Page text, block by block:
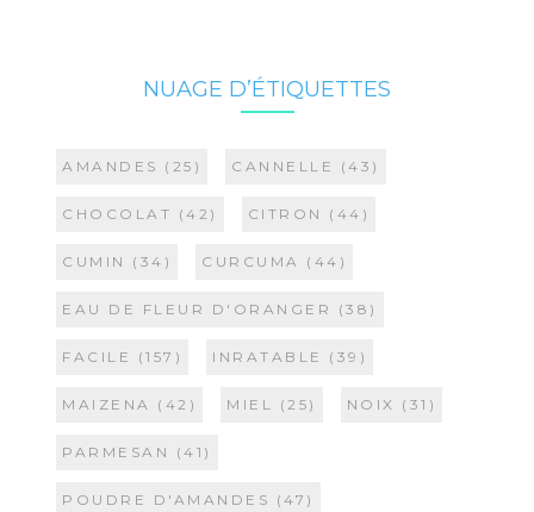
NUAGE D’ÉTIQUETTES
AMANDES (25) CANNELLE (43)
CHOCOLAT (42) CITRON (44)
CUMIN (34) CURCUMA (44)
EAU DE FLEUR D'ORANGER (38)
FACILE (157) INRATABLE (39)
MAIZENA (42) MIEL (25) NOIX (31)
PARMESAN (41)
POUDRE D'AMANDES (47)